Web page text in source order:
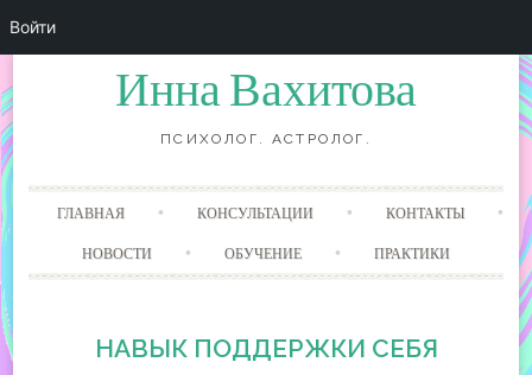
Инна Вахитова
ПСИХОЛОГ. АСТРОЛОГ.
Перейти
к
содержанию
ГЛАВНАЯ КОНСУЛЬТАЦИИ КОНТАКТЫ
НОВОСТИ ОБУЧЕНИЕ ПРАКТИКИ
НАВЫК ПОДДЕРЖКИ СЕБЯ
Войти